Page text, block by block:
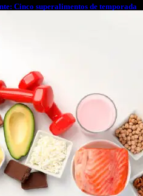
Cinco superalimentos de temporada